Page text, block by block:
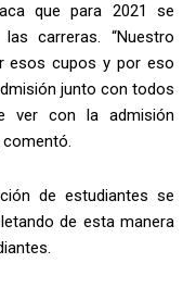
que para 2021 se
carreras. “Nuestro
esos cupos y por eso
junto con todos
ver con la admisión
de estudiantes se
de esta manera